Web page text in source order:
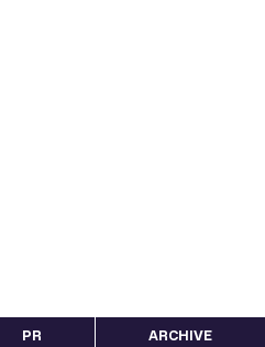
PR ARCHIVE